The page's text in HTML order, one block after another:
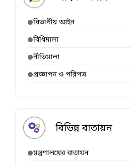
বিভাগীয় আইন
বিধিমালা
নীতিমালা
প্রজ্ঞাপন ও পরিপত্র
বিভিন্ন বাতায়ন
মন্ত্রণালয়ের বাতায়ন